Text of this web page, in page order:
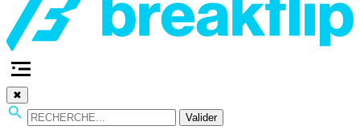
✖
Valider